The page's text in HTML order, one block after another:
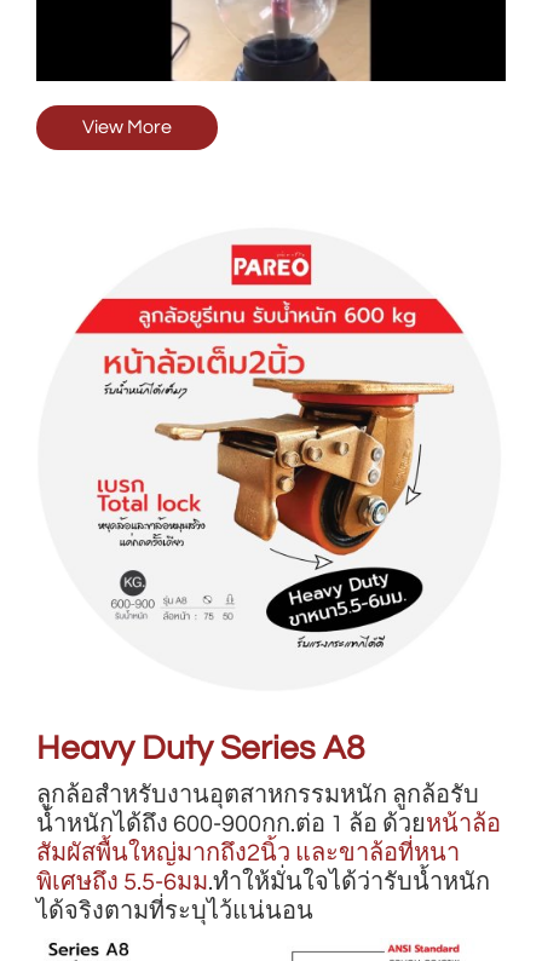
View More
Heavy Duty Series A8
ลูกล้อสำหรับงานอุตสาหกรรมหนัก ลูกล้อรับ
น้ำหนักได้ถึง 600-900กก.ต่อ 1 ล้อ ด้วยหน้าล้อ
สัมผัสพื้นใหญ่มากถึง2นิ้ว และขาล้อที่หนา
พิเศษถึง 5.5-6มม.ทำให้มั่นใจได้ว่ารับน้ำหนัก
ได้จริงตามที่ระบุไว้แน่นอน